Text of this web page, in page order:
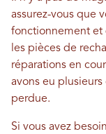
assurez-vous que
fonctionnement et
les pièces de
réparations en
avons eu
perdue.
Si vous avez